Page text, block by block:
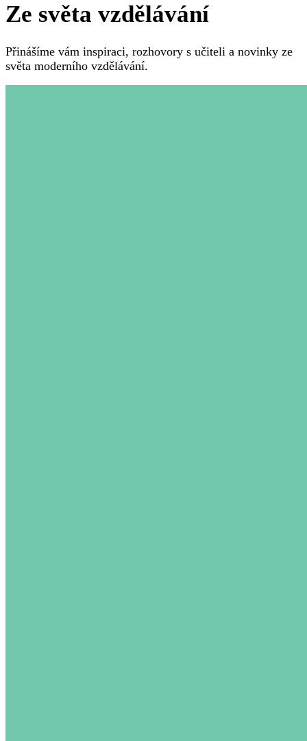
Ze světa vzdělávání
Přinášíme vám inspiraci, rozhovory s učiteli a novinky ze
světa moderního vzdělávání.